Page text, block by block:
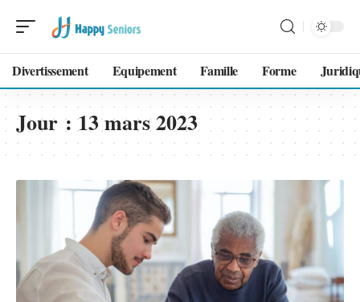
Divertissement Equipement Famille Forme
Jour :13 mars 2023